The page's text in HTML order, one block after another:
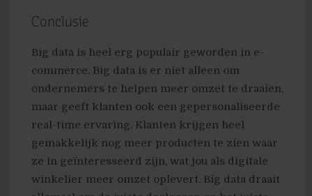
Conclusie
Big data is heel erg populair geworden in e-
commerce. Big data is er niet alleen om
ondernemers te helpen meer omzet te draaien,
maar geeft klanten ook een gepersonaliseerde
real-time ervaring. Klanten krijgen heel
gemakkelijk nog meer producten te zien waar
ze in geïnteresseerd zijn, wat jou als digitale
winkelier meer omzet oplevert. Big data draait